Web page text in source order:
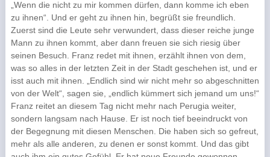
„Wenn die nicht zu mir kommen dürfen, dann komme ich eben
zu ihnen“. Und er geht zu ihnen hin, begrüßt sie freundlich.
Zuerst sind die Leute sehr verwundert, dass dieser reiche junge
Mann zu ihnen kommt, aber dann freuen sie sich riesig über
seinen Besuch. Franz redet mit ihnen, erzählt ihnen von dem,
was so alles in der letzten Zeit in der Stadt geschehen ist, und er
isst auch mit ihnen. „Endlich sind wir nicht mehr so abgeschnitten
von der Welt“, sagen sie, „endlich kümmert sich jemand um uns!“
Franz reitet an diesem Tag nicht mehr nach Perugia weiter,
sondern langsam nach Hause. Er ist noch tief beeindruckt von
der Begegnung mit diesen Menschen. Die haben sich so gefreut,
mehr als alle anderen, zu denen er sonst kommt. Und das gibt